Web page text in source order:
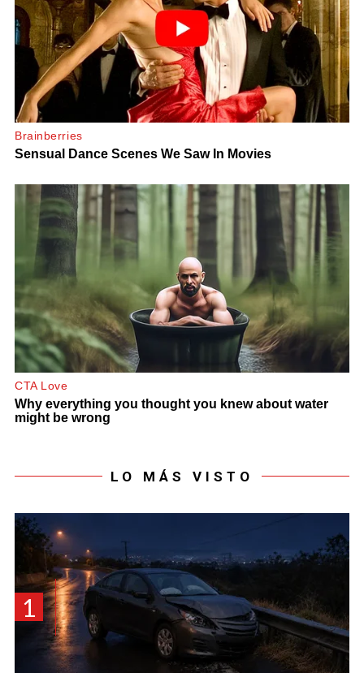
LO MÁS VISTO
1